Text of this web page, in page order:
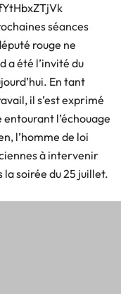
séances
rouge ne
a été l’invité du
En tant
il s’est exprimé
l’échouage
l’homme de loi
à intervenir
la soirée du 25 juillet.